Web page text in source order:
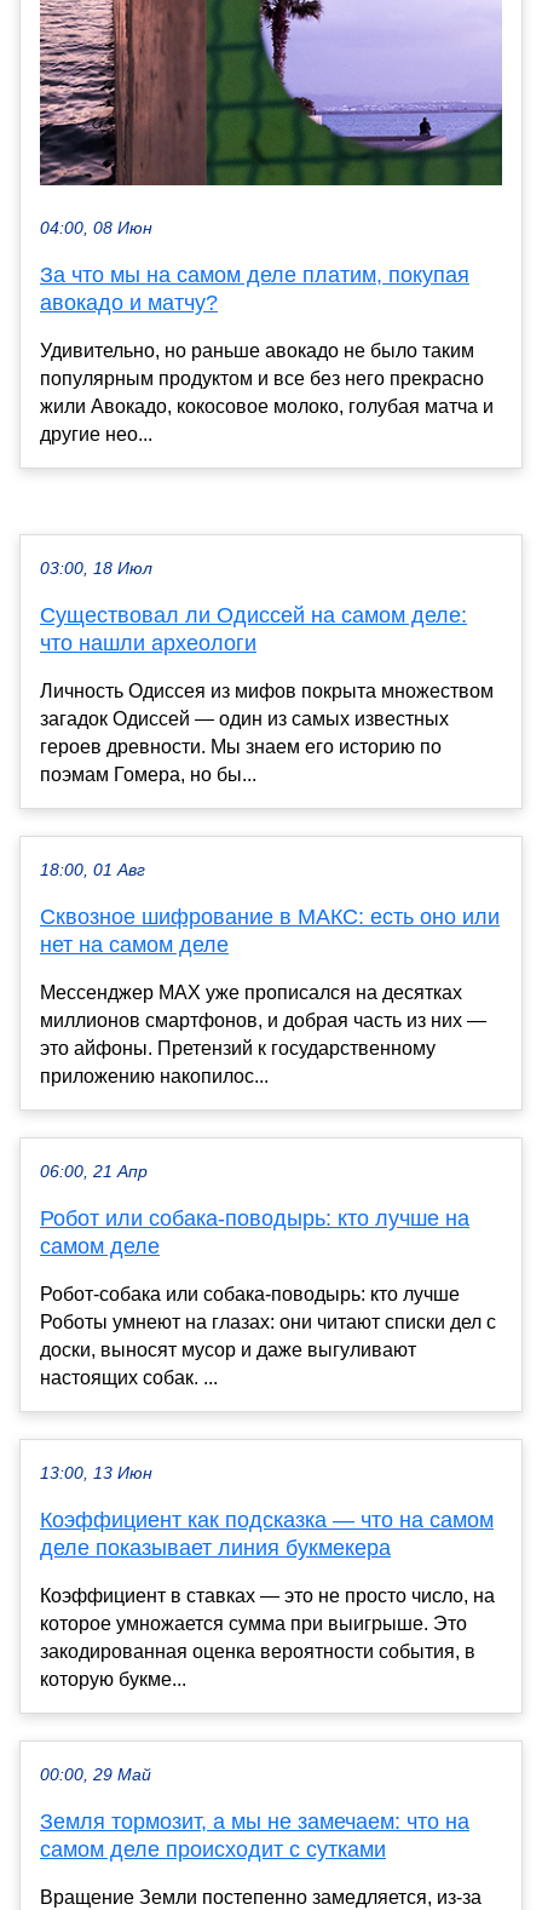
04:00, 08 Июн
За что мы на самом деле платим, покупая
авокадо и матчу?
Удивительно, но раньше авокадо не было таким
популярным продуктом и все без него прекрасно
жили Авокадо, кокосовое молоко, голубая матча и
другие нео...
03:00, 18 Июл
Существовал ли Одиссей на самом деле:
что нашли археологи
Личность Одиссея из мифов покрыта множеством
загадок Одиссей — один из самых известных
героев древности. Мы знаем его историю по
поэмам Гомера, но бы...
18:00, 01 Авг
Сквозное шифрование в МАКС: есть оно или
нет на самом деле
Мессенджер MAX уже прописался на десятках
миллионов смартфонов, и добрая часть из них —
это айфоны. Претензий к государственному
приложению накопилос...
06:00, 21 Апр
Робот или собака-поводырь: кто лучше на
самом деле
Робот-собака или собака-поводырь: кто лучше
Роботы умнеют на глазах: они читают списки дел с
доски, выносят мусор и даже выгуливают
настоящих собак. ...
13:00, 13 Июн
Коэффициент как подсказка — что на самом
деле показывает линия букмекера
Коэффициент в ставках — это не просто число, на
которое умножается сумма при выигрыше. Это
закодированная оценка вероятности события, в
которую букме...
00:00, 29 Май
Земля тормозит, а мы не замечаем: что на
самом деле происходит с сутками
Вращение Земли постепенно замедляется, из-за